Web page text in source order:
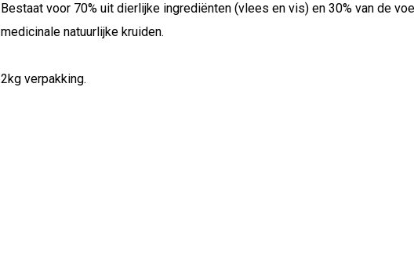
Bestaat voor 70% uit dierlijke ingrediënten (vlees en vis) en 30% van de
medicinale natuurlijke kruiden.
2kg verpakking.